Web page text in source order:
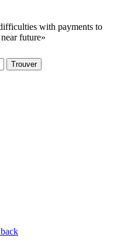
with payments to
future»
Trouver